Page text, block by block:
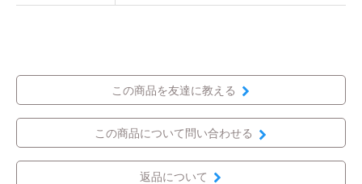
この商品を友達に教える
この商品について問い合わせる
返品について